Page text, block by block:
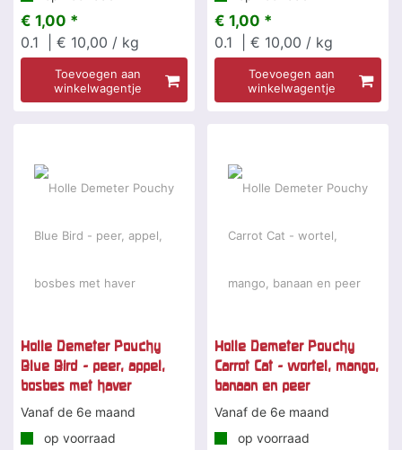
€ 1,00 *
0.1
| € 10,00 / kg
Toevoegen aan
winkelwagentje
€ 1,00 *
0.1
| € 10,00 / kg
Toevoegen aan
winkelwagentje
Holle Demeter Pouchy
Blue Bird - peer, appel,
bosbes met haver
Vanaf de 6e maand
op voorraad
Holle Demeter Pouchy
Carrot Cat - wortel, mango,
banaan en peer
Vanaf de 6e maand
op voorraad